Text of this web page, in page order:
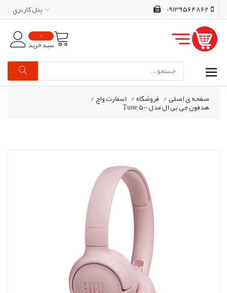
09139564862 پنل کاربري
0
سبد خرید
صفحه ی اصلی/ فروشگاه/ اسمارت واچ/
هدفون جی بی ال مدل Tune 500